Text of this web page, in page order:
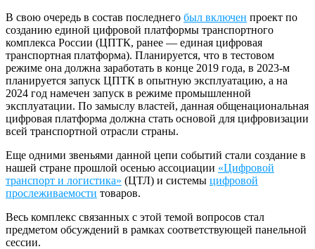
В свою очередь в состав последнего был включен проект по
созданию единой цифровой платформы транспортного
комплекса России (ЦПТК, ранее — единая цифровая
транспортная платформа). Планируется, что в тестовом
режиме она должна заработать в конце 2019 года, в 2023-м
планируется запуск ЦПТК в опытную эксплуатацию, а на
2024 год намечен запуск в режиме промышленной
эксплуатации. По замыслу властей, данная общенациональная
цифровая платформа должна стать основой для цифровизации
всей транспортной отрасли страны.
Еще одними звеньями данной цепи событий стали создание в
нашей стране прошлой осенью ассоциации «Цифровой
транспорт и логистика» (ЦТЛ) и системы цифровой
прослеживаемости товаров.
Весь комплекс связанных с этой темой вопросов стал
предметом обсуждений в рамках соответствующей панельной
сессии.